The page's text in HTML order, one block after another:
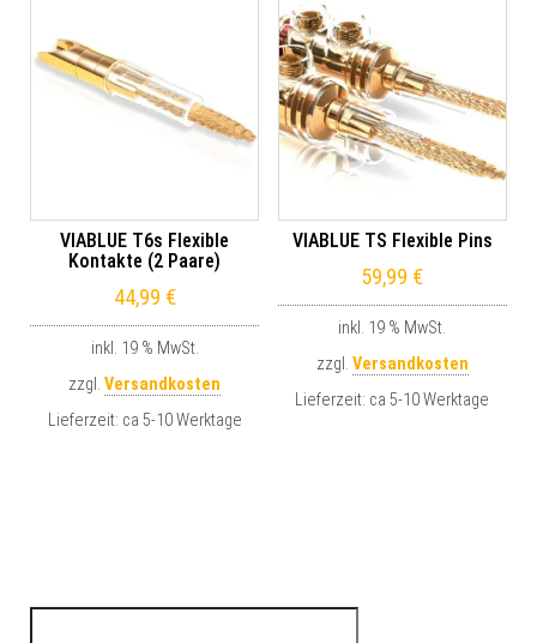
VIABLUE T6s Flexible
Kontakte (2 Paare)
44,99 €
inkl. 19 % MwSt.
zzgl.Versandkosten
Lieferzeit: ca 5-10 Werktage
VIABLUE TS Flexible Pins
59,99 €
inkl. 19 % MwSt.
zzgl. Versandkosten
Lieferzeit: ca 5-10 Werktage